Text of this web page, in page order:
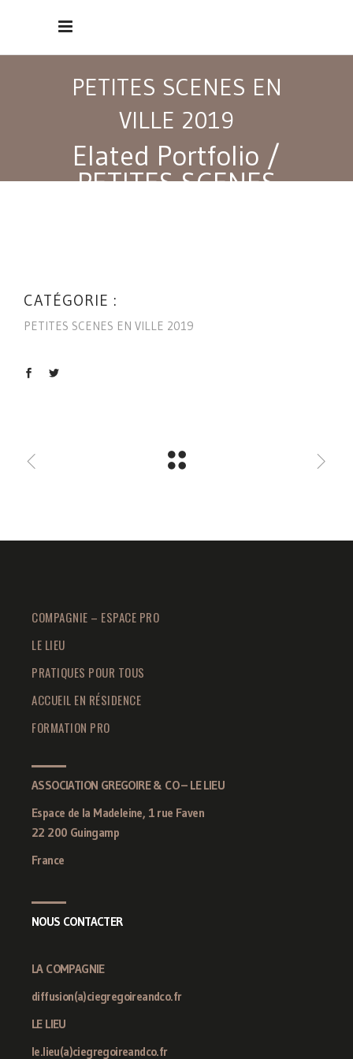
PETITES SCENES EN
VILLE 2019
Elated Portfolio /
PETITES SCENES
CATÉGORIE :
PETITES SCENES EN VILLE 2019
COMPAGNIE – ESPACE PRO
LE LIEU
PRATIQUES POUR TOUS
ACCUEIL EN RÉSIDENCE
FORMATION PRO
ASSOCIATION GREGOIRE & CO – LE LIEU
Espace de la Madeleine, 1 rue Faven
22 200 Guingamp
France
NOUS CONTACTER
LA COMPAGNIE
diffusion(a)ciegregoireandco.fr
LE LIEU
le.lieu(a)ciegregoireandco.fr